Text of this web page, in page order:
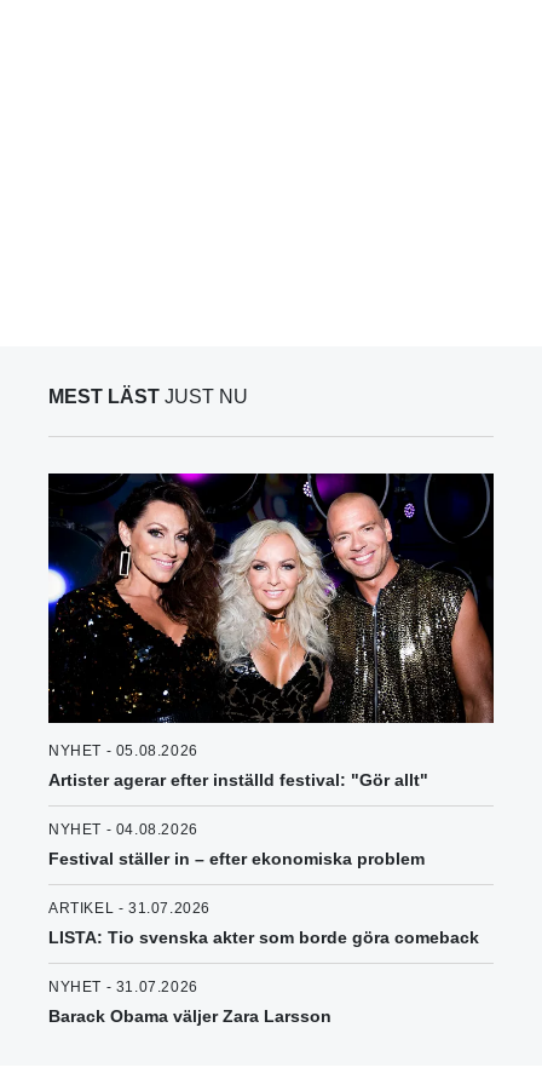
MEST LÄST JUST NU
NYHET - 05.08.2026
Artister agerar efter inställd festival: "Gör allt"
NYHET - 04.08.2026
Festival ställer in – efter ekonomiska problem
ARTIKEL - 31.07.2026
LISTA: Tio svenska akter som borde göra comeback
NYHET - 31.07.2026
Barack Obama väljer Zara Larsson